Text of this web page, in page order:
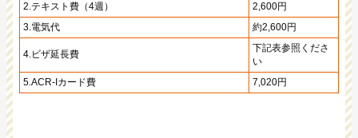
2.テキスト費（4週）
2,600円
3.電気代
約2,600円
4.ビザ延長費
下記表参照くださ
い
5.ACR-Iカード費
7,020円